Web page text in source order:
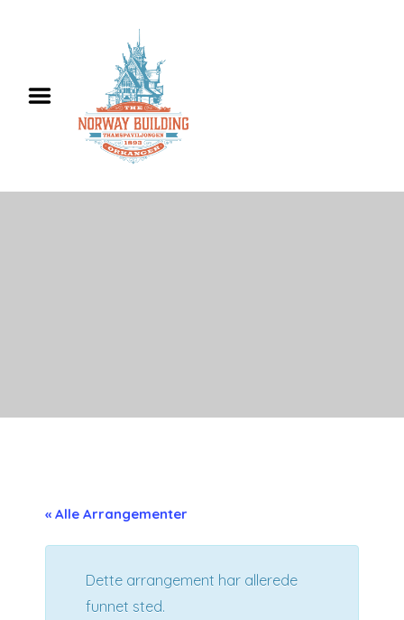
« Alle Arrangementer
Dette arrangement har allerede
funnet sted.
Utleie